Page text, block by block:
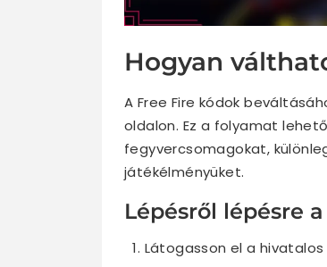
Hogyan
A Free Fire kódok
oldalon. Ez a folyamat
fegyvercsomagokat,
játékélményüket.
Lépésről lépésre
Látogasson el a